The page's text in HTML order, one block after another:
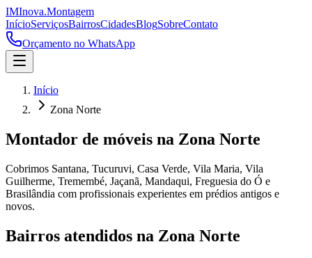
IMInova.Montagem
InícioServiçosBairrosCidadesBlogSobreContato
Orçamento no WhatsApp
Início
Zona Norte
Montador de móveis na Zona Norte
Cobrimos Santana, Tucuruvi, Casa Verde, Vila Maria, Vila
Guilherme, Tremembé, Jaçanã, Mandaqui, Freguesia do Ó e
Brasilândia com profissionais experientes em prédios antigos e
novos.
Bairros atendidos na Zona Norte